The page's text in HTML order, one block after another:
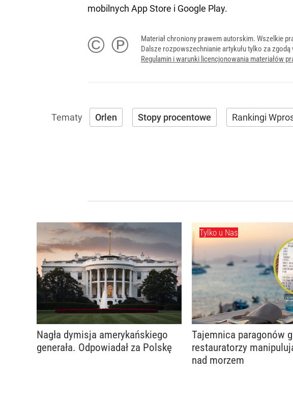
mobilnych App Store i Google Play.
© ℗
Materiał chroniony prawem autorskim. Wszelkie
Dalsze rozpowszechnianie artykułu tylko za
Regulamin i warunki licencjonowania materiałów
Orlen Stopy procentowe Rankingi
Nagła dymisja amerykańskiego
generała. Odpowiadał za Polskę
Tylko u Nas
Tajemnica paragonów
restauratorzy
nad morzem